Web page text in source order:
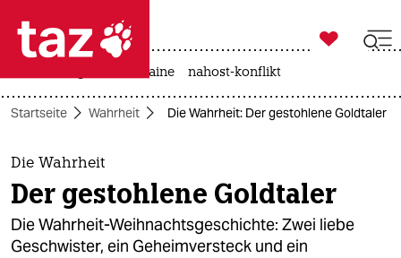
 taz zahl ich
taz zahl ich
themen
politik
öko

taz zahl ich
krieg in der ukraine nahost-konflikt
Startseite Wahrheit Die Wahrheit: Der gestohlene Goldtaler
Die Wahrheit
Der gestohlene Goldtaler
Die Wahrheit-Weihnachtsgeschichte: Zwei liebe
Geschwister, ein Geheimversteck und ein